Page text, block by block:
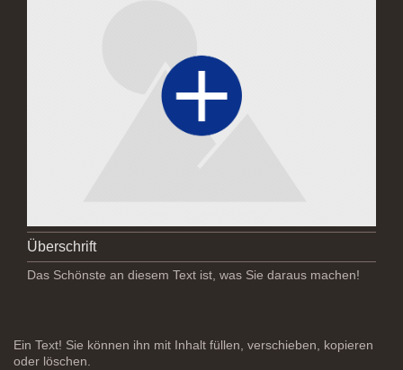
Überschrift
Das Schönste an diesem Text ist, was Sie daraus machen!
Ein Text! Sie können ihn mit Inhalt füllen, verschieben, kopieren
oder löschen.